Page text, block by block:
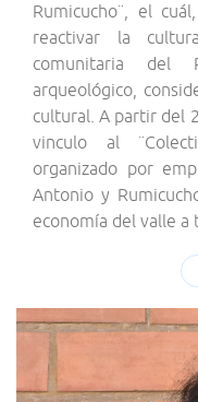
Rumicucho¨, el
reactivar la
comunitaria del
arqueológico,
cultural. A partir del
vinculo al
organizado por
Antonio y
economía del valle a